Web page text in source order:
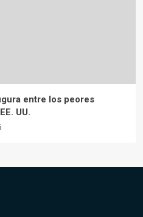
entre los peores
UU.